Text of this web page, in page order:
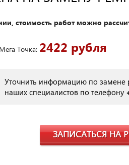
стоимость работ можно
Точка: 2422 рубля
Уточнить информацию по
наших специалистов по телефону
ЗАПИСАТЬСЯ НА